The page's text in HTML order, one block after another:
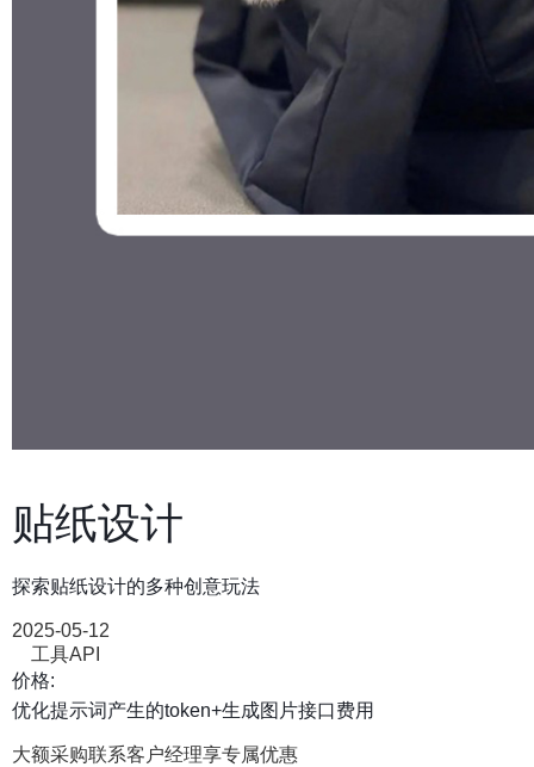
贴纸设计
探索贴纸设计的多种创意玩法
2025-05-12
工具API
价格:
优化提示词产生的token+生成图片接口费用
大额采购联系客户经理享专属优惠